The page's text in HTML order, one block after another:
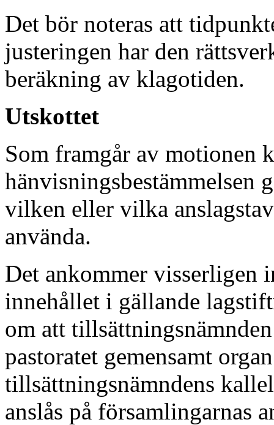
Det bör noteras att
justeringen har den
beräkning av klagotiden.
Utskottet
Som framgår av motionen
hänvisningsbestämmelsen
vilken eller vilka
använda.
Det ankommer visserligen
innehållet i gällande
om att
pastoratet gemensamt
tillsättningsnämndens
anslås på församlingarnas